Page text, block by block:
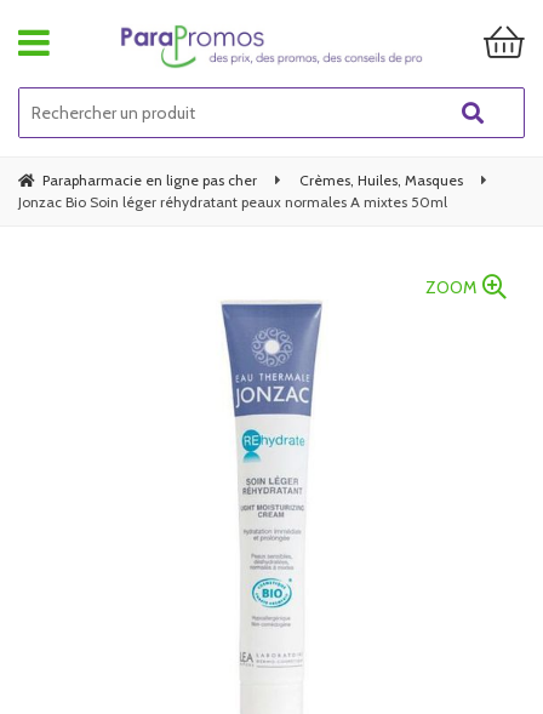
Parapharmacie en ligne pas cher
Crèmes, Huiles, Masques
Jonzac Bio Soin léger réhydratant peaux normales A mixtes 50ml
ZOOM